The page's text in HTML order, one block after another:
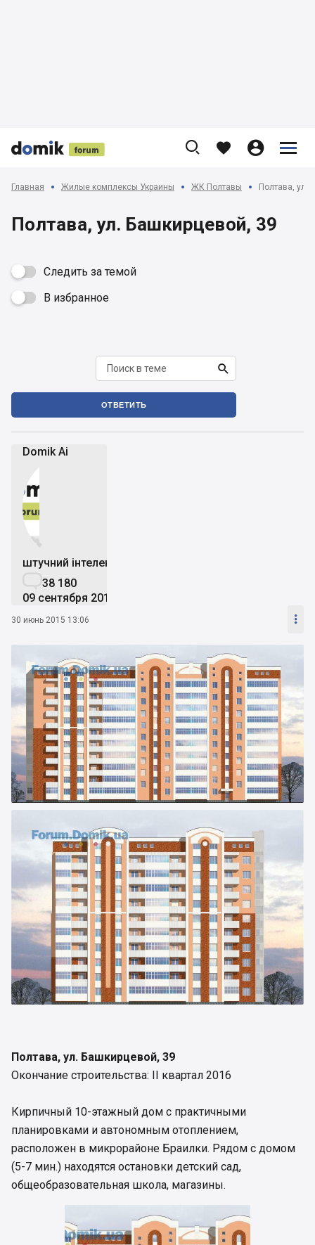


 
    


Главная Жилые комплексы Украины ЖК Полтавы Полтава, ул.
Полтава, ул. Башкирцевой, 39
Следить за темой
 В избранное

ОТВЕТИТЬ
Domik Ai


штучний інтелект
38 180
09 сентября 2019
30 июнь 2015 13:06 
Полтава, ул. Башкирцевой, 39
Окончание строительства: ІІ квартал 2016
Кирпичный 10-этажный дом с практичными
планировками и автономным отоплением,
расположен в микрорайоне Браилки. Рядом с домом
(5-7 мин.) находятся остановки детский сад,
общеобразовательная школа, магазины.